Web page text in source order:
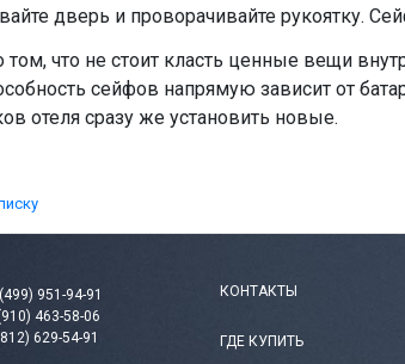
дверь и проворачивайте рукоятку.
том, что не стоит класть ценные вещи
сейфов напрямую зависит от
отеля сразу же установить новые.
951-94-91
463-58-06
629-54-91
КОНТАКТЫ
ГДЕ КУПИТЬ